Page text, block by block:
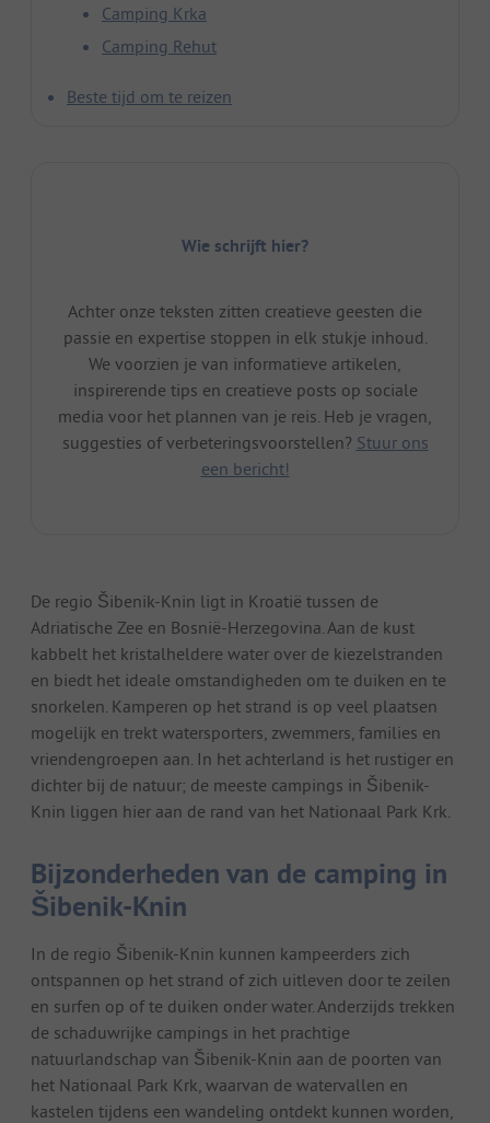
Camping Krka
Camping Rehut
Beste tijd om te reizen
Wie schrijft hier?
Achter onze teksten zitten creatieve geesten die
passie en expertise stoppen in elk stukje inhoud.
We voorzien je van informatieve artikelen,
inspirerende tips en creatieve posts op sociale
media voor het plannen van je reis. Heb je vragen,
suggesties of verbeteringsvoorstellen? Stuur ons
een bericht!
De regio Šibenik-Knin ligt in Kroatië tussen de
Adriatische Zee en Bosnië-Herzegovina. Aan de kust
kabbelt het kristalheldere water over de kiezelstranden
en biedt het ideale omstandigheden om te duiken en te
snorkelen. Kamperen op het strand is op veel plaatsen
mogelijk en trekt watersporters, zwemmers, families en
vriendengroepen aan. In het achterland is het rustiger en
dichter bij de natuur; de meeste campings in Šibenik-
Knin liggen hier aan de rand van het Nationaal Park Krk.
Bijzonderheden van de camping in
Šibenik-Knin
In de regio Šibenik-Knin kunnen kampeerders zich
ontspannen op het strand of zich uitleven door te zeilen
en surfen op of te duiken onder water. Anderzijds trekken
de schaduwrijke campings in het prachtige
natuurlandschap van Šibenik-Knin aan de poorten van
het Nationaal Park Krk, waarvan de watervallen en
kastelen tijdens een wandeling ontdekt kunnen worden,